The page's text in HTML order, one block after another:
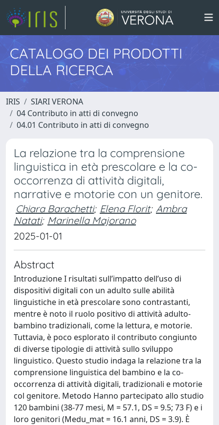
CATALOGO DEI PRODOTTI
DELLA RICERCA
IRIS
SIARI VERONA
04 Contributo in atti di convegno
04.01 Contributo in atti di convegno
La relazione tra la comprensione
linguistica in età prescolare e la co-
occorrenza di attività digitali,
narrative e motorie con un genitore.
Chiara Barachetti; Elena Florit; Ambra
Natati; Marinella Majorano
2025-01-01
Abstract
Introduzione I risultati sull’impatto dell’uso di
dispositivi digitali con un adulto sulle abilità
linguistiche in età prescolare sono contrastanti,
mentre è noto il ruolo positivo di attività adulto-
bambino tradizionali, come la lettura, e motorie.
Tuttavia, è poco esplorato il contributo congiunto
di diverse tipologie di attività sullo sviluppo
linguistico. Questo studio indaga la relazione tra la
comprensione linguistica del bambino e la co-
occorrenza di attività digitali, tradizionali e motorie
col genitore. Metodo Hanno partecipato allo studio
120 bambini (38-77 mesi, M = 57.1, DS = 9.5; 73 F) e i
loro genitori (Medu_mat = 16.1 anni, DS = 3.9). È